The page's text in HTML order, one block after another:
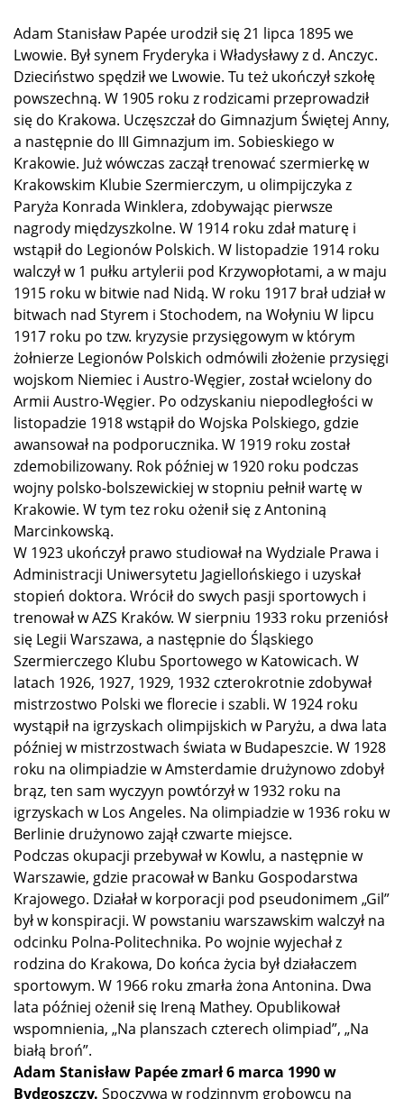
Adam Stanisław Papée urodził się 21 lipca 1895 we
Lwowie. Był synem Fryderyka i Władysławy z d. Anczyc.
Dzieciństwo spędził we Lwowie. Tu też ukończył szkołę
powszechną. W 1905 roku z rodzicami przeprowadził
się do Krakowa. Uczęszczał do Gimnazjum Świętej Anny,
a następnie do III Gimnazjum im. Sobieskiego w
Krakowie. Już wówczas zaczął trenować szermierkę w
Krakowskim Klubie Szermierczym, u olimpijczyka z
Paryża Konrada Winklera, zdobywając pierwsze
nagrody międzyszkolne. W 1914 roku zdał maturę i
wstąpił do Legionów Polskich. W listopadzie 1914 roku
walczył w 1 pułku artylerii pod Krzywopłotami, a w maju
1915 roku w bitwie nad Nidą. W roku 1917 brał udział w
bitwach nad Styrem i Stochodem, na Wołyniu W lipcu
1917 roku po tzw. kryzysie przysięgowym w którym
żołnierze Legionów Polskich odmówili złożenie przysięgi
wojskom Niemiec i Austro-Węgier, został wcielony do
Armii Austro-Węgier. Po odzyskaniu niepodległości w
listopadzie 1918 wstąpił do Wojska Polskiego, gdzie
awansował na podporucznika. W 1919 roku został
zdemobilizowany. Rok później w 1920 roku podczas
wojny polsko-bolszewickiej w stopniu pełnił wartę w
Krakowie. W tym tez roku ożenił się z Antoniną
Marcinkowską.
W 1923 ukończył prawo studiował na Wydziale Prawa i
Administracji Uniwersytetu Jagiellońskiego i uzyskał
stopień doktora. Wrócił do swych pasji sportowych i
trenował w AZS Kraków. W sierpniu 1933 roku przeniósł
się Legii Warszawa, a następnie do Śląskiego
Szermierczego Klubu Sportowego w Katowicach. W
latach 1926, 1927, 1929, 1932 czterokrotnie zdobywał
mistrzostwo Polski we florecie i szabli. W 1924 roku
wystąpił na igrzyskach olimpijskich w Paryżu, a dwa lata
później w mistrzostwach świata w Budapeszcie. W 1928
roku na olimpiadzie w Amsterdamie drużynowo zdobył
brąz, ten sam wyczyyn powtórzył w 1932 roku na
igrzyskach w Los Angeles. Na olimpiadzie w 1936 roku w
Berlinie drużynowo zajął czwarte miejsce.
Podczas okupacji przebywał w Kowlu, a następnie w
Warszawie, gdzie pracował w Banku Gospodarstwa
Krajowego. Działał w korporacji pod pseudonimem „Gil”
był w konspiracji. W powstaniu warszawskim walczył na
odcinku Polna-Politechnika. Po wojnie wyjechał z
rodzina do Krakowa, Do końca życia był działaczem
sportowym. W 1966 roku zmarła żona Antonina. Dwa
lata później ożenił się Ireną Mathey. Opublikował
wspomnienia, „Na planszach czterech olimpiad”, „Na
białą broń”.
Adam Stanisław Papée zmarł 6 marca 1990 w
Bydgoszczy. Spoczywa w rodzinnym grobowcu na